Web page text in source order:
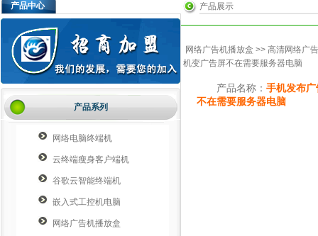
产品中心
产品系列
网络电脑终端机
云终端瘦身客户端机
谷歌云智能终端机
嵌入式工控机电脑
网络广告机播放盒
产品展示
网络广告机播放盒 >> 高清网络广
机变广告屏不在需要服务器电脑
产品名称： 手机发布
不在需要服务器电脑